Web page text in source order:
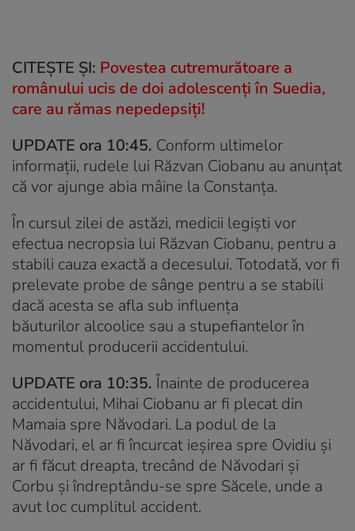
CITEȘTE ȘI: Povestea cutremurătoare a
românului ucis de doi adolescenți în Suedia,
care au rămas nepedepsiți!
UPDATE ora 10:45. Conform ultimelor
informații, rudele lui Răzvan Ciobanu au anunțat
că vor ajunge abia mâine la Constanța.
În cursul zilei de astăzi, medicii legiști vor
efectua necropsia lui Răzvan Ciobanu, pentru a
stabili cauza exactă a decesului. Totodată, vor fi
prelevate probe de sânge pentru a se stabili
dacă acesta se afla sub influența
băuturilor alcoolice sau a stupefiantelor în
momentul producerii accidentului.
UPDATE ora 10:35.Înainte de producerea
accidentului, Mihai Ciobanu ar fi plecat din
Mamaia spre Năvodari. La podul de la
Năvodari, el ar fi încurcat ieșirea spre Ovidiu și
ar fi făcut dreapta, trecând de Năvodari și
Corbu și îndreptându-se spre Săcele, unde a
avut loc cumplitul accident.